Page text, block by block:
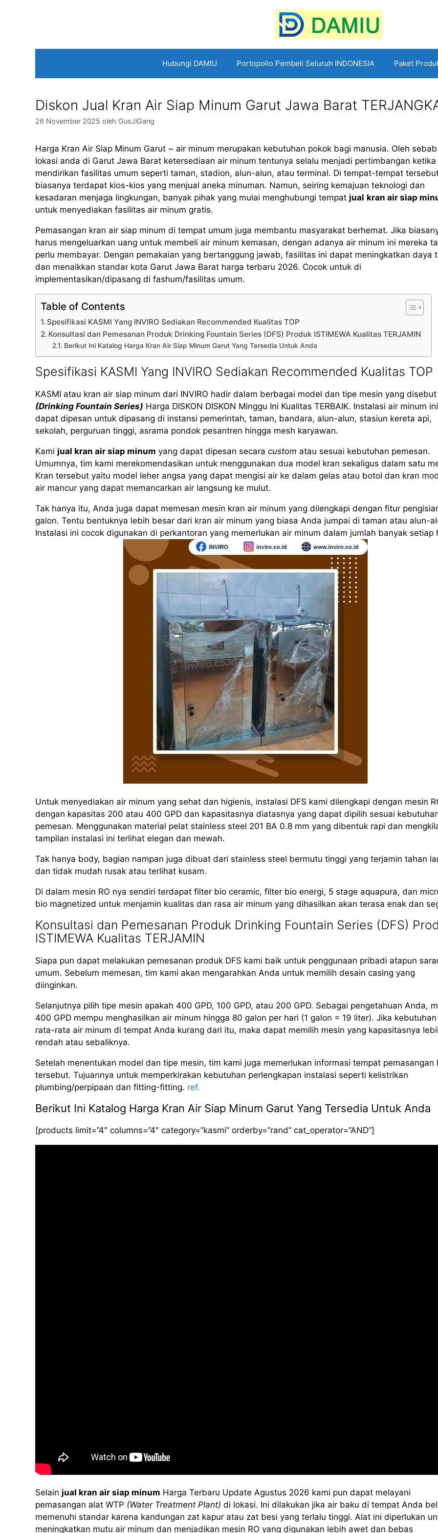
Hubungi DAMIU Portopolio Pembeli Seluruh INDONESIA Paket
Diskon Jual Kran Air Siap Minum Garut Jawa Barat
26 November 2025 oleh GusJiGang
Harga Kran Air Siap Minum Garut ~ air minum merupakan kebutuhan pokok bagi manusia. Oleh
lokasi anda di Garut Jawa Barat ketersediaan air minum tentunya selalu menjadi pertimbangan ketika
mendirikan fasilitas umum seperti taman, stadion, alun-alun, atau terminal. Di tempat-tempat
biasanya terdapat kios-kios yang menjual aneka minuman. Namun, seiring kemajuan teknologi dan
kesadaran menjaga lingkungan, banyak pihak yang mulai menghubungi tempat jual kran air siap
untuk menyediakan fasilitas air minum gratis.
Pemasangan kran air siap minum di tempat umum juga membantu masyarakat berhemat. Jika
harus mengeluarkan uang untuk membeli air minum kemasan, dengan adanya air minum ini mereka
perlu membayar. Dengan pemakaian yang bertanggung jawab, fasilitas ini dapat meningkatkan daya
dan menaikkan standar kota Garut Jawa Barat harga terbaru 2026. Cocok untuk di
implementasikan/dipasang di fashum/fasilitas umum.
Table of Contents
Spesifikasi KASMI Yang INVIRO Sediakan Recommended Kualitas TOP
Konsultasi dan Pemesanan Produk Drinking Fountain Series (DFS) Produk ISTIMEWA Kualitas TERJAMIN
Berikut Ini Katalog Harga Kran Air Siap Minum Garut Yang Tersedia Untuk Anda
Spesifikasi KASMI Yang INVIRO Sediakan Recommended Kualitas TOP
KASMI atau kran air siap minum dari INVIRO hadir dalam berbagai model dan tipe mesin yang disebut
(Drinking Fountain Series) Harga DISKON DISKON Minggu Ini Kualitas TERBAIK. Instalasi air minum ini
dapat dipesan untuk dipasang di instansi pemerintah, taman, bandara, alun-alun, stasiun kereta api,
sekolah, perguruan tinggi, asrama pondok pesantren hingga mesh karyawan.
Kami jual kran air siap minum yang dapat dipesan secara custom atau sesuai kebutuhan pemesan.
Umumnya, tim kami merekomendasikan untuk menggunakan dua model kran sekaligus dalam satu
Kran tersebut yaitu model leher angsa yang dapat mengisi air ke dalam gelas atau botol dan kran
air mancur yang dapat memancarkan air langsung ke mulut.
Tak hanya itu, Anda juga dapat memesan mesin kran air minum yang dilengkapi dengan fitur
galon. Tentu bentuknya lebih besar dari kran air minum yang biasa Anda jumpai di taman atau alun-
Instalasi ini cocok digunakan di perkantoran yang memerlukan air minum dalam jumlah banyak setiap
Untuk menyediakan air minum yang sehat dan higienis, instalasi DFS kami dilengkapi dengan mesin
dengan kapasitas 200 atau 400 GPD dan kapasitasnya diatasnya yang dapat dipilih sesuai
pemesan. Menggunakan material pelat stainless steel 201 BA 0.8 mm yang dibentuk rapi dan
tampilan instalasi ini terlihat elegan dan mewah.
Tak hanya body, bagian nampan juga dibuat dari stainless steel bermutu tinggi yang terjamin tahan
dan tidak mudah rusak atau terlihat kusam.
Di dalam mesin RO nya sendiri terdapat filter bio ceramic, filter bio energi, 5 stage aquapura, dan
bio magnetized untuk menjamin kualitas dan rasa air minum yang dihasilkan akan terasa enak dan
Konsultasi dan Pemesanan Produk Drinking Fountain Series (DFS)
ISTIMEWA Kualitas TERJAMIN
Siapa pun dapat melakukan pemesanan produk DFS kami baik untuk penggunaan pribadi atapun
umum. Sebelum memesan, tim kami akan mengarahkan Anda untuk memilih desain casing yang
diinginkan.
Selanjutnya pilih tipe mesin apakah 400 GPD, 100 GPD, atau 200 GPD. Sebagai pengetahuan Anda,
400 GPD mempu menghasilkan air minum hingga 80 galon per hari (1 galon = 19 liter). Jika kebutuhan
rata-rata air minum di tempat Anda kurang dari itu, maka dapat memilih mesin yang kapasitasnya
rendah atau sebaliknya.
Setelah menentukan model dan tipe mesin, tim kami juga memerlukan informasi tempat pemasangan
tersebut. Tujuannya untuk memperkirakan kebutuhan perlengkapan instalasi seperti kelistrikan
plumbing/perpipaan dan fitting-fitting. ref.
Berikut Ini Katalog Harga Kran Air Siap Minum Garut Yang Tersedia Untuk Anda
[products limit=”4″ columns=”4″ category=”kasmi” orderby=”rand” cat_operator=”AND”]
Selain jual kran air siap minum Harga Terbaru Update Agustus 2026 kami pun dapat melayani
pemasangan alat WTP (Water Treatment Plant) di lokasi. Ini dilakukan jika air baku di tempat Anda
memenuhi standar karena kandungan zat kapur atau zat besi yang terlalu tinggi. Alat ini diperlukan
meningkatkan mutu air minum dan menjadikan mesin RO yang digunakan lebih awet dan bebas